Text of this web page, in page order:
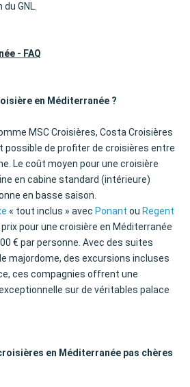
GNL.
- FAQ
en Méditerranée ?
MSC Croisières, Costa Croisières
possible de profiter de croisières entre
Le coût moyen pour une croisière
en cabine standard (intérieure)
en basse saison.
« tout inclus » avec Ponant ou Regent
prix pour une croisière en Méditerranée
€ par personne. Avec des suites
majordome, des excursions incluses
ces compagnies offrent une
sur de véritables palace
en Méditerranée pas chères